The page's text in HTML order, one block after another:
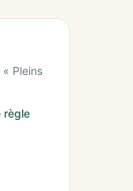
Pleins
règle